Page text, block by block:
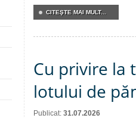
CITEŞTE MAI MULT...
Cu privire la
lotului de
Publicat: 31.07.2026